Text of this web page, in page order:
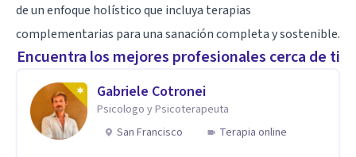
de un enfoque holístico que incluya terapias
complementarias para una sanación completa y sostenible.
Encuentra los mejores profesionales cerca de ti
Gabriele Cotronei
Psicologo y Psicoterapeuta
San Francisco
Terapia online